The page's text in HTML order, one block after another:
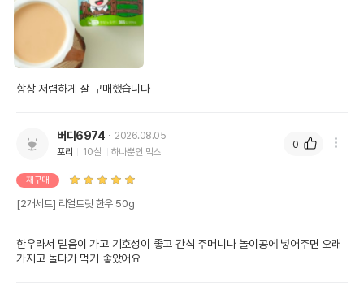
항상 저렴하게 잘 구매했습니다
버디6974
2026.08.05
포리
10살 하나뿐인 믹스
재구매
[2개세트] 리얼트릿 한우 50g
한우라서 믿음이 가고 기호성이 좋고 간식 주머니나 놀이공에 넣어주면 오래
가지고 놀다가 먹기 좋았어요
0